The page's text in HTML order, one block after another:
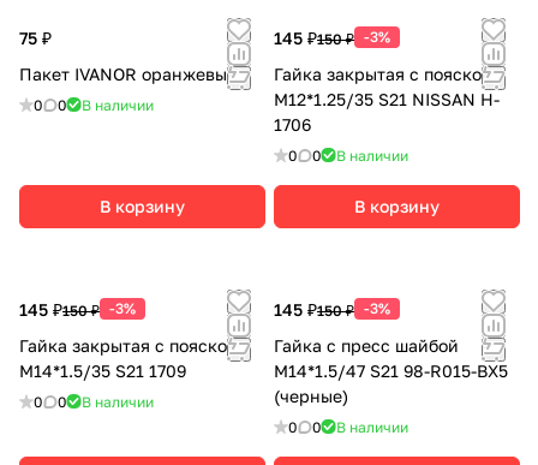
75 ₽
Пакет IVANOR оранжевый
0 0 В наличии
В корзину
145 ₽150 ₽ -3%
Гайка закрытая с пояском
М12*1.25/35 S21 NISSAN H-
1706
0 0 В наличии
В корзину
145 ₽150 ₽ -3%
Гайка закрытая с пояском
М14*1.5/35 S21 1709
0 0 В наличии
145 ₽150 ₽ -3%
Гайка с пресс шайбой
М14*1.5/47 S21 98-R015-BX5
(черные)
0 0 В наличии